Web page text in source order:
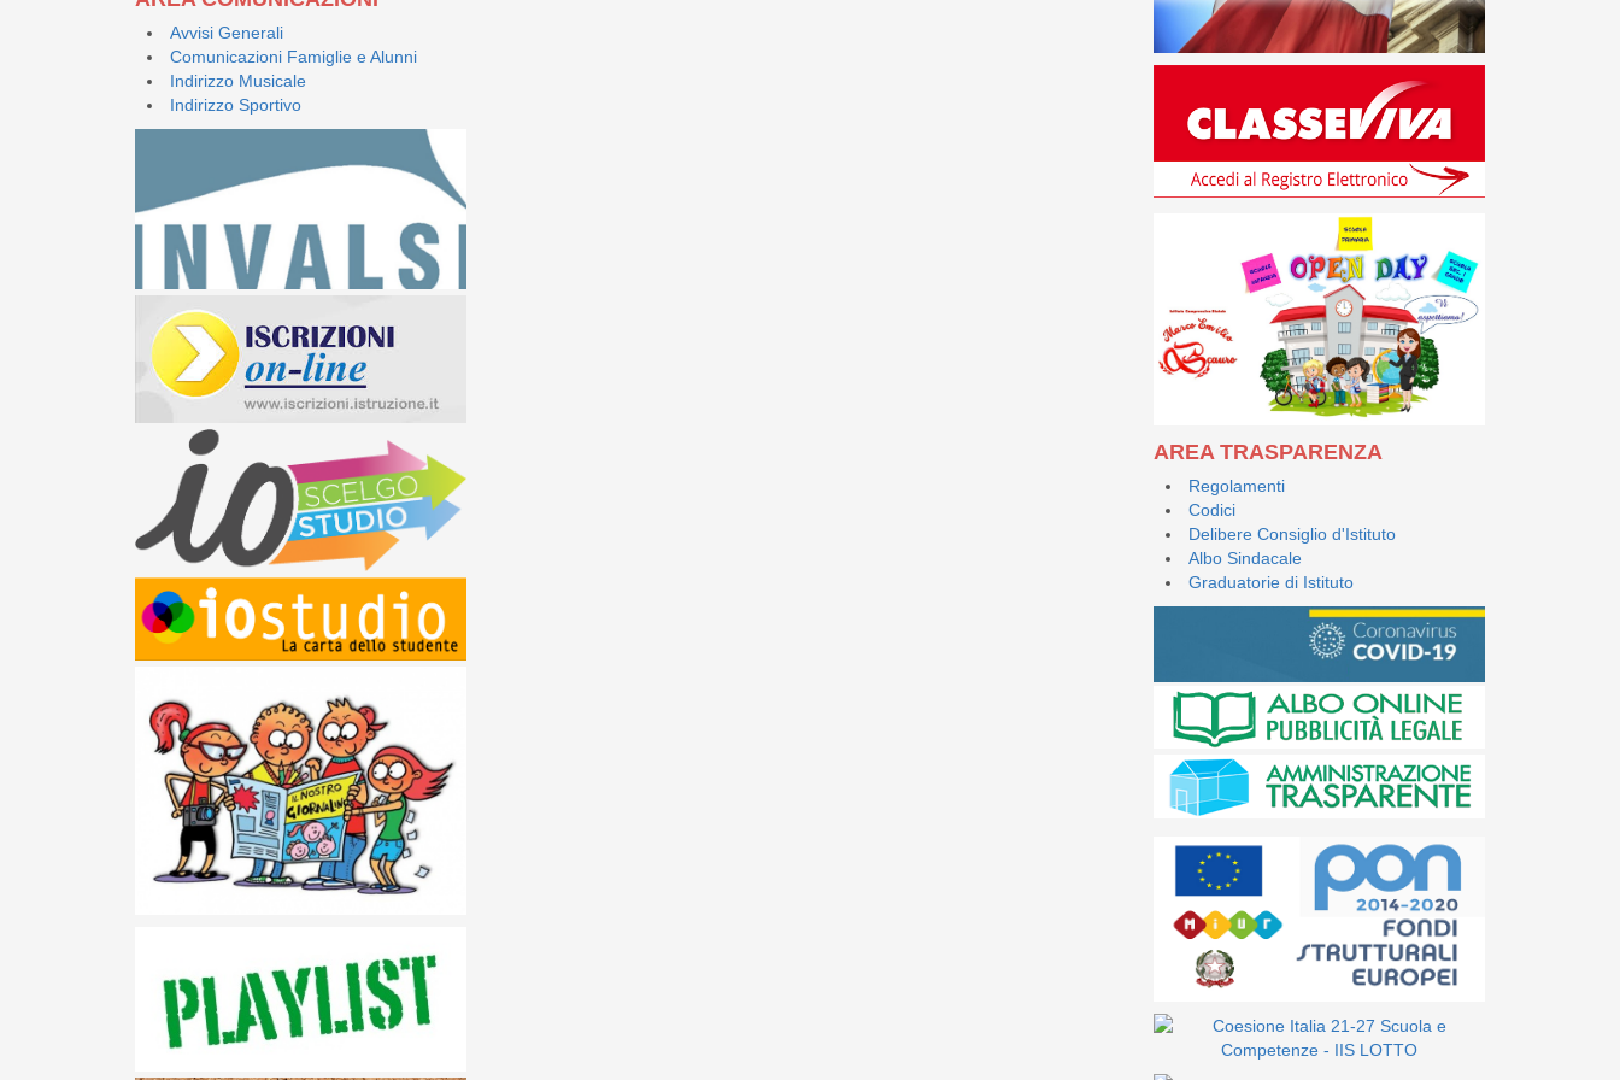
Avvisi Generali
Comunicazioni Famiglie e Alunni
Indirizzo Musicale
Indirizzo Sportivo
AREA TRASPARENZA
Regolamenti
Codici
Delibere Consiglio d'Istituto
Albo Sindacale
Graduatorie di Istituto